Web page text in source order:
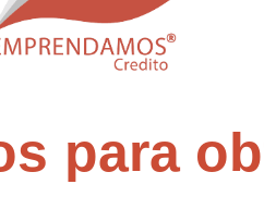
para